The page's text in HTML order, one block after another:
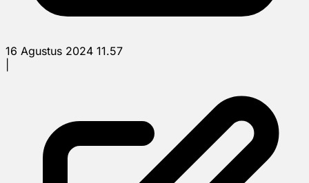
16 Agustus 2024 11.57